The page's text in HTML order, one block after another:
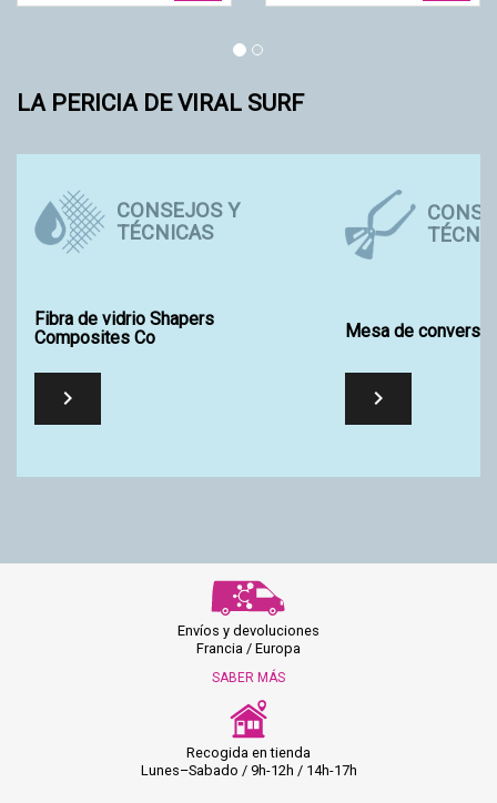
LA PERICIA DE VIRAL SURF
CONSEJOS Y
TÉCNICAS
Fibra de vidrio Shapers
Composites Co

Mesa de

Envíos y devoluciones
Francia / Europa
SABER MÁS
Recogida en tienda
Lunes–Sabado / 9h-12h / 14h-17h